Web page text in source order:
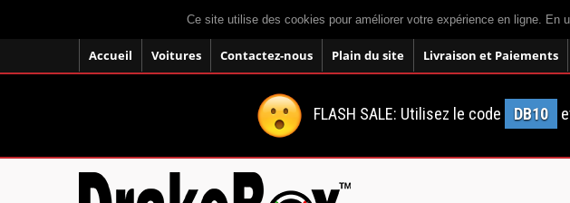
Ce site utilise des cookies pour améliorer votre expérience en ligne.
Accueil Voitures Contactez-nous Plain du site Livraison et Paiements
FLASH SALE: Utilisez le code DB10